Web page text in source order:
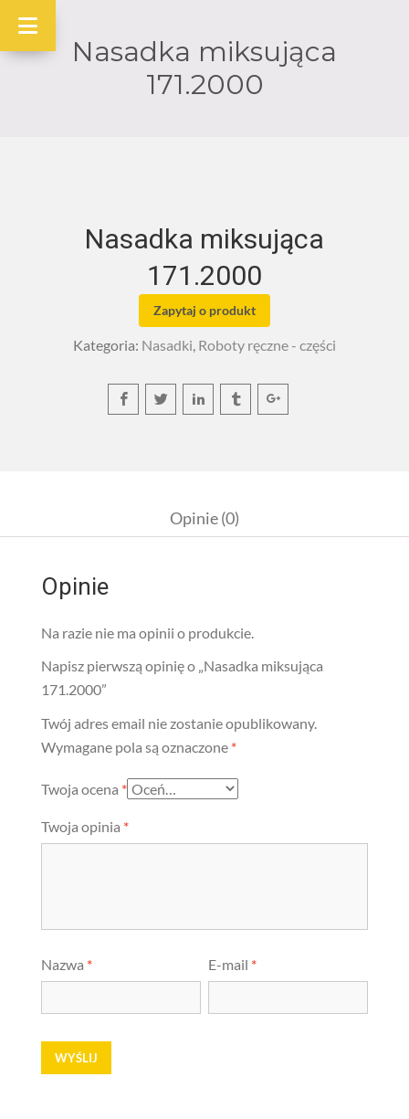
Nasadka miksująca
171.2000
Nasadka miksująca
171.2000
Zapytaj o produkt
Kategoria: Nasadki, Roboty ręczne - części
Opinie (0)
Opinie
Na razie nie ma opinii o produkcie.
Napisz pierwszą opinię o „Nasadka miksująca
171.2000”
Twój adres email nie zostanie opublikowany.
Wymagane pola są oznaczone *
Twoja ocena *
Twoja opinia *
Nazwa * E-mail *